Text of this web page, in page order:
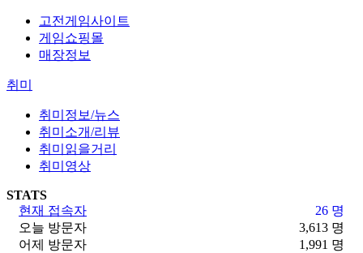
고전게임사이트
게임쇼핑몰
매장정보
취미
취미정보/뉴스
취미소개/리뷰
취미읽을거리
취미영상
STATS
26 명
현재 접속자
3,613 명
오늘 방문자
1,991 명
어제 방문자